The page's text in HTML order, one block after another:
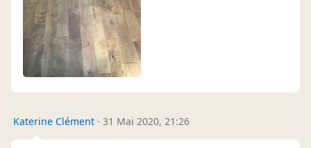
Katerine Clément · 31 Mai 2020, 21:26